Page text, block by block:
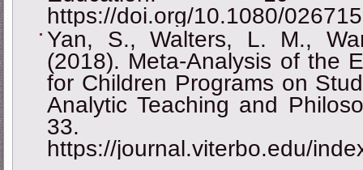
https://doi.org/10.1080/
Yan, S., Walters, L. M.,
(2018). Meta-Analysis of the
for Children Programs on
Analytic Teaching and
33.
https://journal.viterbo.edu/